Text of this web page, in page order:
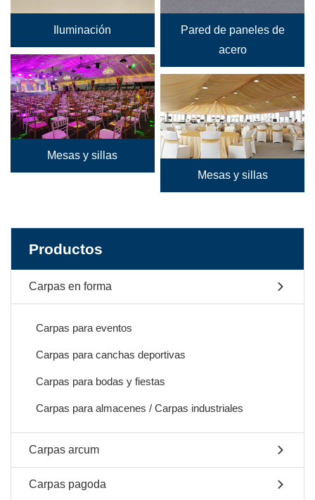
Iluminación
Pared de paneles de
acero
Mesas y sillas
Mesas y sillas
Productos
Carpas en forma
Carpas para eventos
Carpas para canchas deportivas
Carpas para bodas y fiestas
Carpas para almacenes / Carpas industriales
Carpas arcum
Carpas pagoda